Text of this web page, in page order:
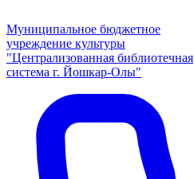
Муниципальное бюджетное
учреждение культуры
"Централизованная библиотечная
система г. Йошкар-Олы"